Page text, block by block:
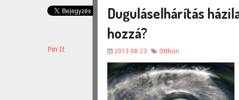
Duguláselhárítás
hozzá?
2013-08-23 Otthon
Pin It